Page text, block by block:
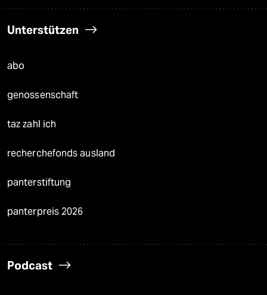
Unterstützen
abo
genossenschaft
taz zahl ich
recherchefonds ausland
panterstiftung
panterpreis 2026
Podcast